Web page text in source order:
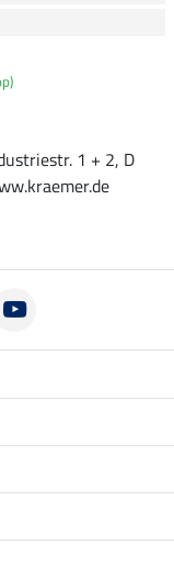
1 + 2, D